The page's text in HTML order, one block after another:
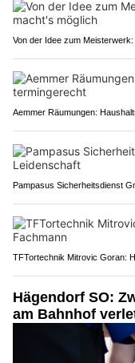
Von der Idee zum
Aemmer Räumungen:
Pampasus Sicherheitsdienst
TFTortechnik Mitrovic Goran:
Hägendorf SO:
am Bahnhof